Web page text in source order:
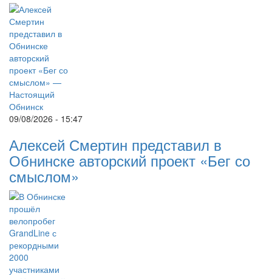
09/08/2026 - 15:47
Алексей Смертин представил в
Обнинске авторский проект «Бег со
смыслом»